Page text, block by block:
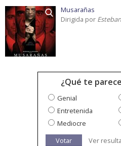
Musarañas
Dirigida por
¿Qué te
Genial
Entretenida
Mediocre
Votar
Ver